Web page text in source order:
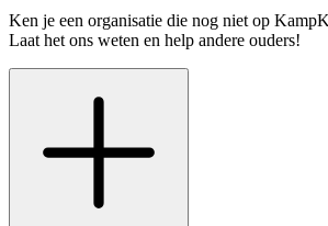
Ken je een organisatie die nog niet op
Laat het ons weten en help andere ouders!